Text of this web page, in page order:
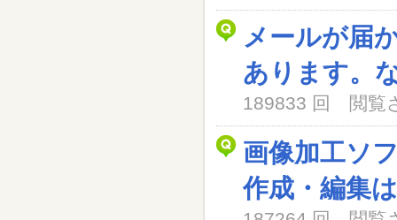
メールが届
あります。
189833 回 閲覧
画像加工ソ
作成・編集